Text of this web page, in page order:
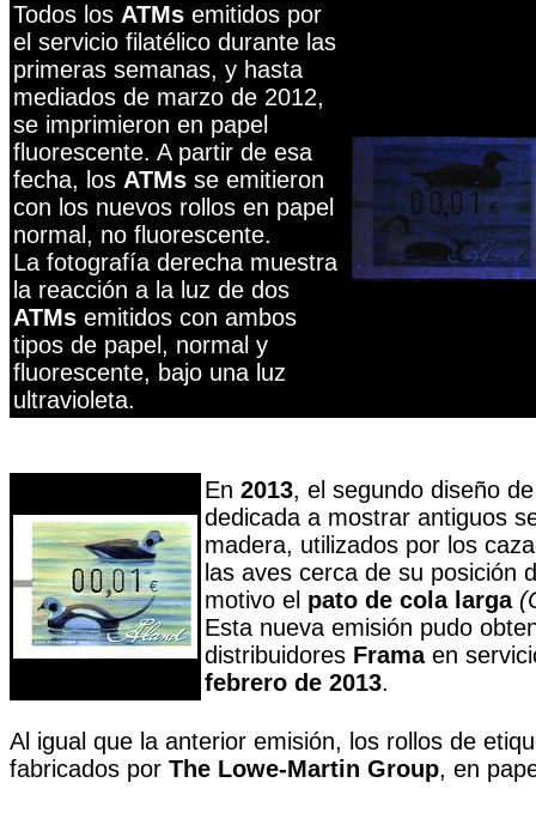
Todos los ATMs emitidos por
el servicio filatélico durante las
primeras semanas, y hasta
mediados de marzo de 2012,
se imprimieron en papel
fluorescente. A partir de esa
fecha, los ATMs se emitieron
con los nuevos rollos en papel
normal, no fluorescente.
La fotografía derecha muestra
la reacción a la luz de dos
ATMs emitidos con ambos
tipos de papel, normal y
fluorescente, bajo una luz
ultravioleta.
En 2013, el segundo diseño
dedicada a mostrar antiguos
madera, utilizados por los
las aves cerca de su posición
motivo el pato de cola larga
Esta nueva emisión pudo
distribuidores Framaen
febrero de 2013.
Al igual que la anterior emisión, los rollos de
fabricados por The Lowe-Martin Group, en